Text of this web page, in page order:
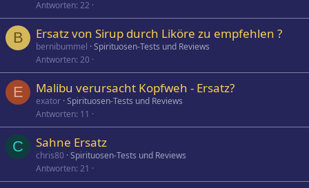
Antworten 22
B Ersatz von Sirup durch Liköre zu empfehlen ?
bernibummel Spirituosen-Tests und Reviews
Antworten 20
E Malibu verursacht Kopfweh - Ersatz?
exator Spirituosen-Tests und Reviews
Antworten 11
C Sahne Ersatz
chris80 Spirituosen-Tests und Reviews
Antworten 21